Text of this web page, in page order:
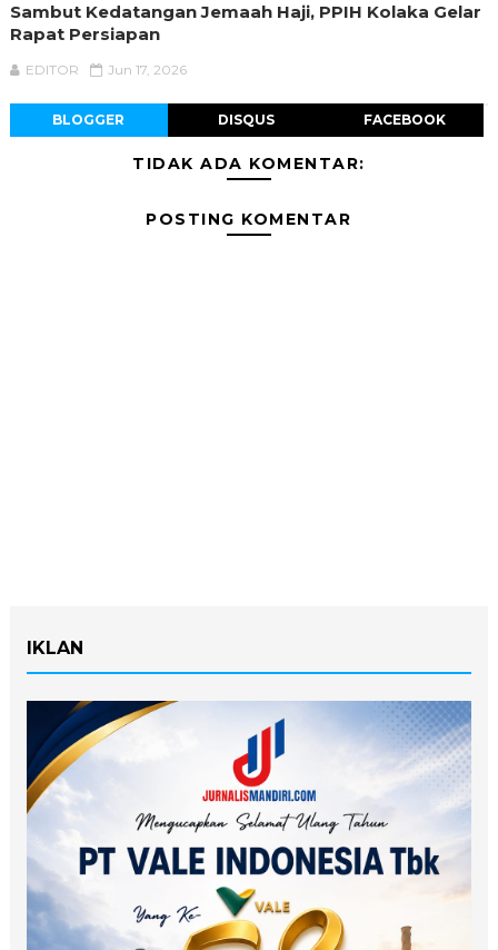
Sambut Kedatangan Jemaah Haji, PPIH Kolaka Gelar
Rapat Persiapan
EDITOR Jun 17, 2026
BLOGGER DISQUS FACEBOOK
TIDAK ADA KOMENTAR:
POSTING KOMENTAR
IKLAN